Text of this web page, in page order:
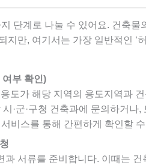
단계로 나눌 수 있어요. 건축물
지만, 여기서는 가장 일반적인 ‘
여부 확인)
도가 해당 지역의 용도지역과
·군·구청 건축과에 문의하거나
비스를 통해 간편하게 확인할
과 서류를 준비합니다. 이때는 건